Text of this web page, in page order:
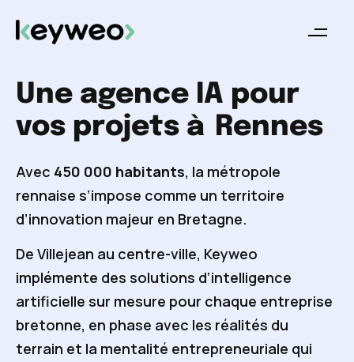
Une agence IA pour
vos projets à
Rennes
Avec 450 000 habitants, la métropole
rennaise s’impose comme un territoire
d’innovation majeur en Bretagne.
De Villejean au centre-ville, Keyweo
implémente des solutions d’intelligence
artificielle sur mesure pour chaque entreprise
bretonne, en phase avec les réalités du
terrain et la mentalité entrepreneuriale qui